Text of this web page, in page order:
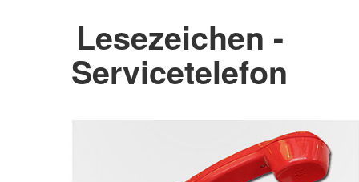
Lesezeichen -
Servicetelefon